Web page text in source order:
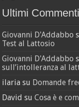
Ultimi Commenti
Giovanni D'Addabbo
Test al Lattosio
Giovanni D'Addabbo
sull’intolleranza al
ilaria su Domande
David suCosa è e